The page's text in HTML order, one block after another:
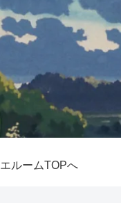
ルームTOPへ